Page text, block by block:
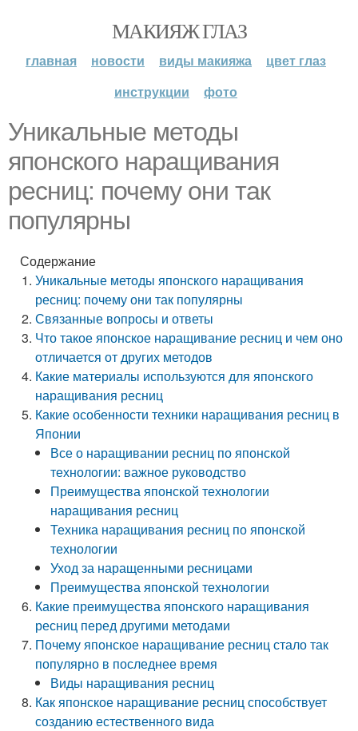
МАКИЯЖ ГЛАЗ
главная новости виды макияжа
цвет глаз
инструкции
фото
Уникальные методы
японского наращивания
ресниц: почему они так
популярны
Содержание
Уникальные методы японского наращивания
ресниц: почему они так популярны
Связанные вопросы и ответы
Что такое японское наращивание ресниц и чем оно
отличается от других методов
Какие материалы используются для японского
наращивания ресниц
Какие особенности техники наращивания ресниц в
Японии
Все о наращивании ресниц по японской
технологии: важное руководство
Преимущества японской технологии
наращивания ресниц
Техника наращивания ресниц по японской
технологии
Уход за наращенными ресницами
Преимущества японской технологии
Какие преимущества японского наращивания
ресниц перед другими методами
Почему японское наращивание ресниц стало так
популярно в последнее время
Виды наращивания ресниц
Как японское наращивание ресниц способствует
созданию естественного вида